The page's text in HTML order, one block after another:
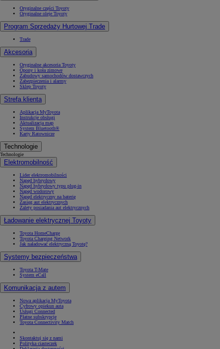
Oryginalne części Toyoty
Oryginalne oleje Toyoty
Program Sprzedaży Hurtowej Trade
Trade
Akcesoria
Oryginalne akcesoria Toyoty
Opony i koła zimowe
Zabudowy samochodów dostawczych
Zabezpieczenia i alarmy
Sklep Toyoty
Strefa klienta
Aplikacja MyToyota
Instrukcje obsługi
Aktualizacja map
System Bluetooth®
Karty Ratownicze
Technologie
Technologie
Elektromobilność
Lider elektromobilności
Napęd hybrydowy
Napęd hybrydowy typu plug-in
Napęd wodorowy
Napęd elektryczny na baterię
Zasięg aut elektrycznych
Zalety posiadania aut elektrycznych
Ładowanie elektrycznej Toyoty
Toyota HomeCharge
Toyota Charging Network
Jak naładować elektryczną Toyotę?
Systemy bezpieczeństwa
Toyota T-Mate
System eCall
Komunikacja z autem
Nowa aplikacja MyToyota
Cyfrowy opiekun auta
Usługi Connected
Płatne subskrypcje
Toyota Connectivity Match
Skontaktuj się z nami
Polityka ciasteczek